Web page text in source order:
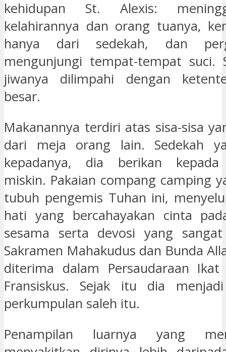
kehidupan St. Alexis:
kelahirannya dan orang tuanya,
hanya dari sedekah, dan
mengunjungi tempat-tempat suci.
jiwanya dilimpahi dengan
besar.
Makanannya terdiri atas sisa-sisa
dari meja orang lain. Sedekah
kepadanya, dia berikan kepada
miskin. Pakaian compang camping
tubuh pengemis Tuhan ini,
hati yang bercahayakan cinta
sesama serta devosi yang
Sakramen Mahakudus dan Bunda
diterima dalam Persaudaraan Ikat
Fransiskus. Sejak itu dia
perkumpulan saleh itu.
Penampilan luarnya yang